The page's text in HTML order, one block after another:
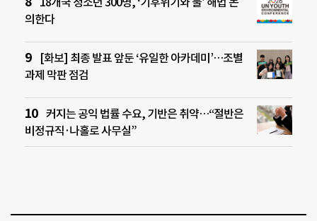
의한다
[화보] 최종 발표 앞둔 ‘유일한 아카데미’…조별
과제 막판 점검
커지는 공익 법률 수요, 기반은 취약…“절반은
비정규직·나홀로 사무실”